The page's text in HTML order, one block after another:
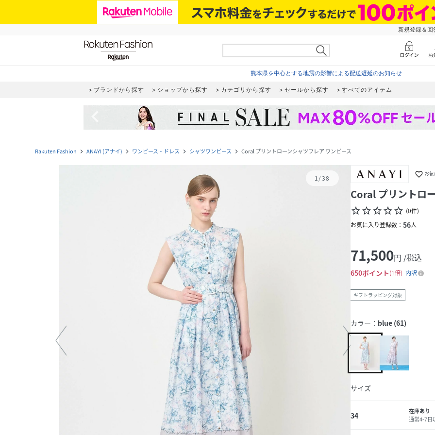
新規登録＆
熊本県を中心とする地震の影響による配送遅延のお知らせ
ブランドから探す ショップから探す カテゴリから探す セールから探す すべてのアイテム
Rakuten Fashion navigate_next ANAYI (アナイ) navigate_next ワンピース・ドレス navigate_next シャツワンピース navigate_next Coral プリントローンシャツフレア ワンピース
1/38 favorite_border お
Coral プリントロ
star_borderstar_borderstar_borderstar_borderstar_border (0件)
お気に入り登録数： 56人
71,500円 /税込
650ポイント 1倍 内訳
ギフトラッピング対象
カラー： blue (61)
サイズ
34
在庫あり
通常4-7日